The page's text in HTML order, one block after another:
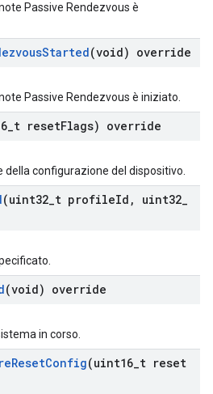
Passive Rendezvous è
Started(void) override
Passive Rendezvous è iniziato.
t resetFlags) override
configurazione del dispositivo.
(uint32 t profileId , uint32
(void) override
in corso.
ResetConfig(uint16 t reset